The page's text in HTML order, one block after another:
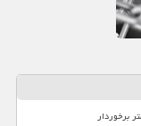
برخوردار